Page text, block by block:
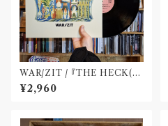
WAR​/​ZIT​ / 『​THE HECK(​1
2")​』
¥2,960